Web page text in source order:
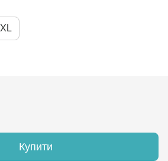
XL
Купити